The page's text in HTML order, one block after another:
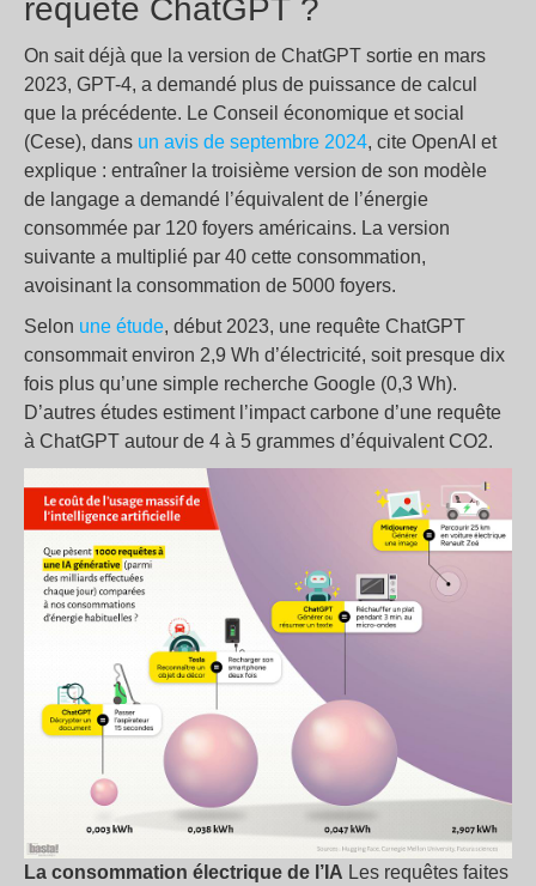
requête ChatGPT ?
On sait déjà que la version de ChatGPT sortie en mars
2023, GPT-4, a demandé plus de puissance de calcul
que la précédente. Le Conseil économique et social
(Cese), dans un avis de septembre 2024, cite OpenAI et
explique : entraîner la troisième version de son modèle
de langage a demandé l’équivalent de l’énergie
consommée par 120 foyers américains. La version
suivante a multiplié par 40 cette consommation,
avoisinant la consommation de 5000 foyers.
Selon une étude, début 2023, une requête ChatGPT
consommait environ 2,9 Wh d’électricité, soit presque dix
fois plus qu’une simple recherche Google (0,3 Wh).
D’autres études estiment l’impact carbone d’une requête
à ChatGPT autour de 4 à 5 grammes d’équivalent CO2.
La consommation électrique de l’IA Les requêtes faites